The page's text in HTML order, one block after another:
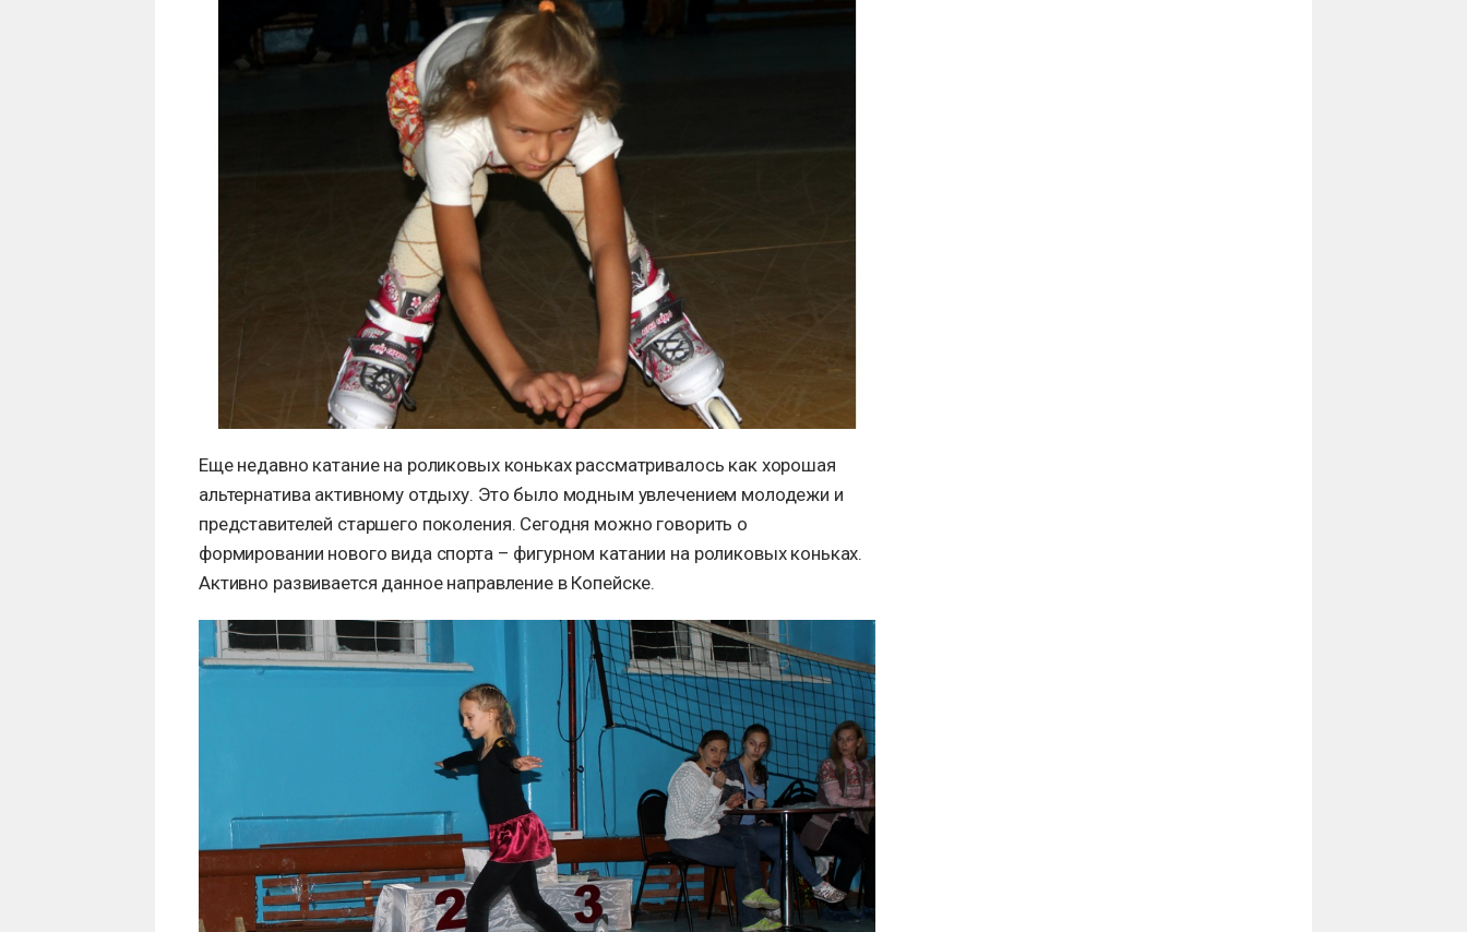
Еще недавно катание на роликовых коньках рассматривалось как хорошая
альтернатива активному отдыху. Это было модным увлечением молодежи и
представителей старшего поколения. Сегодня можно говорить о
формировании нового вида спорта – фигурном катании на роликовых коньках.
Активно развивается данное направление в Копейске.